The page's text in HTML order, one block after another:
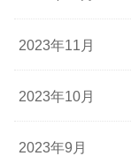
2023年11月
2023年10月
2023年9月